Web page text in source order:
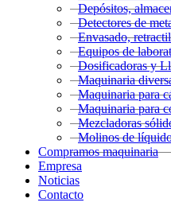
Depósitos,
Detectores de
Envasado,
Equipos de
Dosificadoras y
Maquinaria
Maquinaria para
Maquinaria para
Mezcladoras
Molinos de
Compramos maquinaria
Empresa
Noticias
Contacto